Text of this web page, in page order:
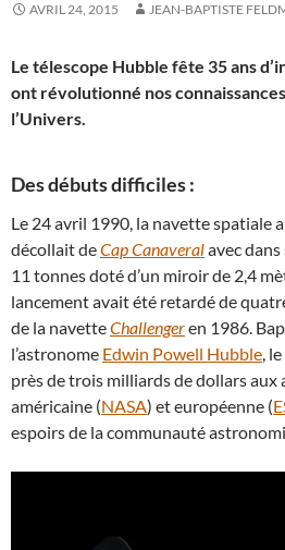
AVRIL 24, 2015 JEAN-BAPTISTE
Le télescope Hubble fête 35 ans
ont révolutionné nos
l’Univers.
Des débuts difficiles :
Le 24 avril 1990, la navette spatiale
décollait deCap Canaveralavec
11 tonnes doté d’un miroir de 2,4
lancement avait été retardé de
de la navetteChallengeren 1986.
l’astronome Edwin Powell Hubble,
près de trois milliards de dollars aux
américaine (NASA) et européenne (
espoirs de la communauté